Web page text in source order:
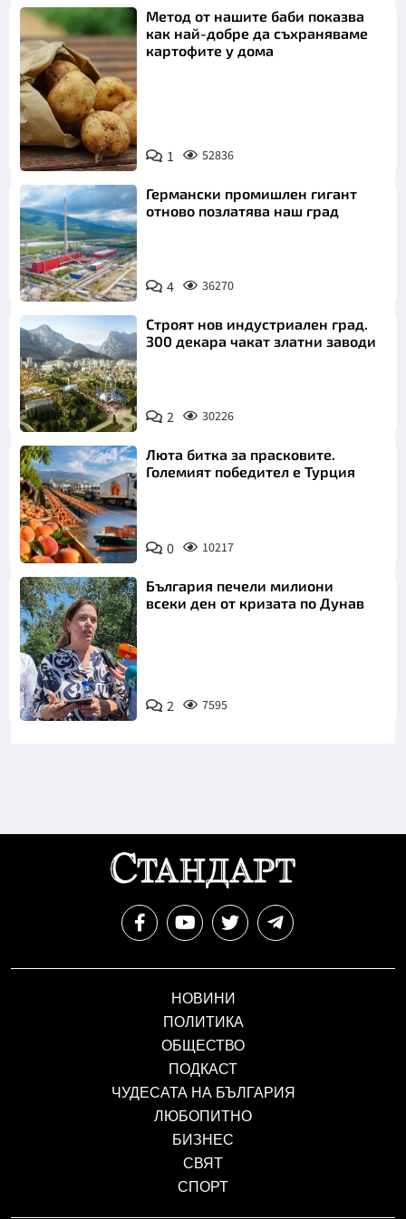
Снимка:
Пиксабей
Метод от нашите баби показва
как най-добре да съхраняваме
картофите у дома
1 52836
Германски промишлен гигант
отново позлатява наш град
4 36270
Строят нов индустриален град.
300 декара чакат златни заводи
2 30226
Люта битка за прасковите.
Големият победител е Турция
0 10217
Снимка: БТА
България печели милиони
всеки ден от кризата по Дунав
2 7595
НОВИНИ
ПОЛИТИКА
ОБЩЕСТВО
ПОДКАСТ
ЧУДЕСАТА НА БЪЛГАРИЯ
ЛЮБОПИТНО
БИЗНЕС
СВЯТ
СПОРТ